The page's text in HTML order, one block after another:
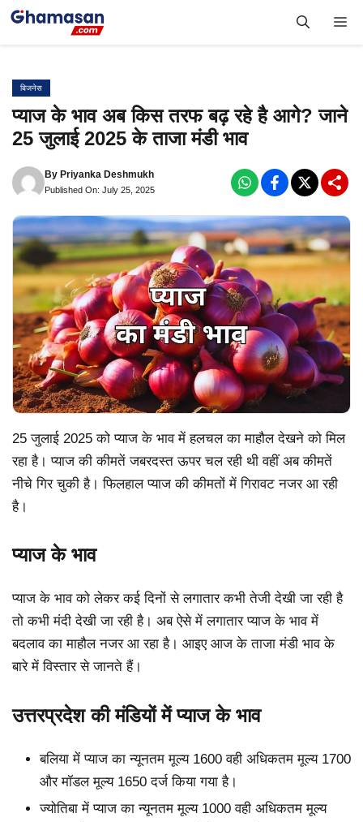
Skip
बिजनेस
प्याज के भाव अब किस तरफ बढ़ रहे है आगे? जाने
25 जुलाई 2025 के ताजा मंडी भाव
By Priyanka Deshmukh
Published On: July 25, 2025
25 जुलाई 2025 को प्याज के भाव में हलचल का माहौल देखने को मिल
रहा है। प्याज की कीमतें जबरदस्त ऊपर चल रही थी वहीं अब कीमतें
नीचे गिर चुकी है। फिलहाल प्याज की कीमतों में गिरावट नजर आ रही
है।
प्याज के भाव
प्याज के भाव को लेकर कई दिनों से लगातार कभी तेजी देखी जा रही है
तो कभी मंदी देखी जा रही है। अब ऐसे में लगातार प्याज के भाव में
बदलाव का माहौल नजर आ रहा है। आइए आज के ताजा मंडी भाव के
बारे में विस्तार से जानते हैं।
उत्तरप्रदेश की मंडियों में प्याज के भाव
बलिया में प्याज का न्यूनतम मूल्य 1600 वही अधिकतम मूल्य 1700
और मॉडल मूल्य 1650 दर्ज किया गया है।
ज्योतिबा में प्याज का न्यूनतम मूल्य 1000 वही अधिकतम मूल्य